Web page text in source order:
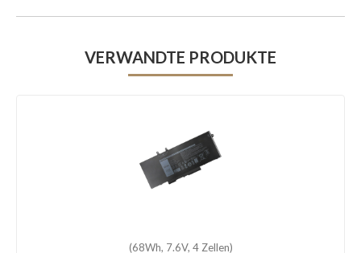
VERWANDTE PRODUKTE
(68Wh, 7.6V, 4 Zellen)